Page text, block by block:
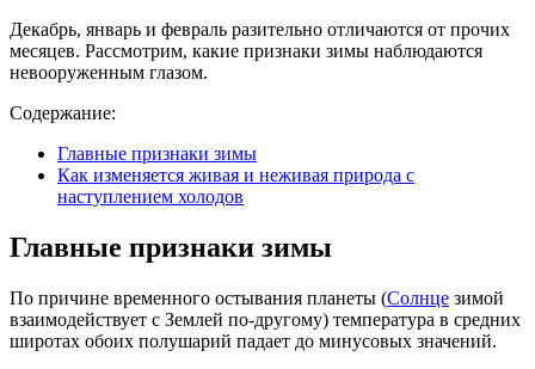
Декабрь, январь и февраль разительно отличаются от прочих
месяцев. Рассмотрим, какие признаки зимы наблюдаются
невооруженным глазом.
Содержание:
Главные признаки зимы
Как изменяется живая и неживая природа с
наступлением холодов
Главные признаки зимы
По причине временного остывания планеты (Солнце зимой
взаимодействует с Землей по-другому) температура в средних
широтах обоих полушарий падает до минусовых значений.